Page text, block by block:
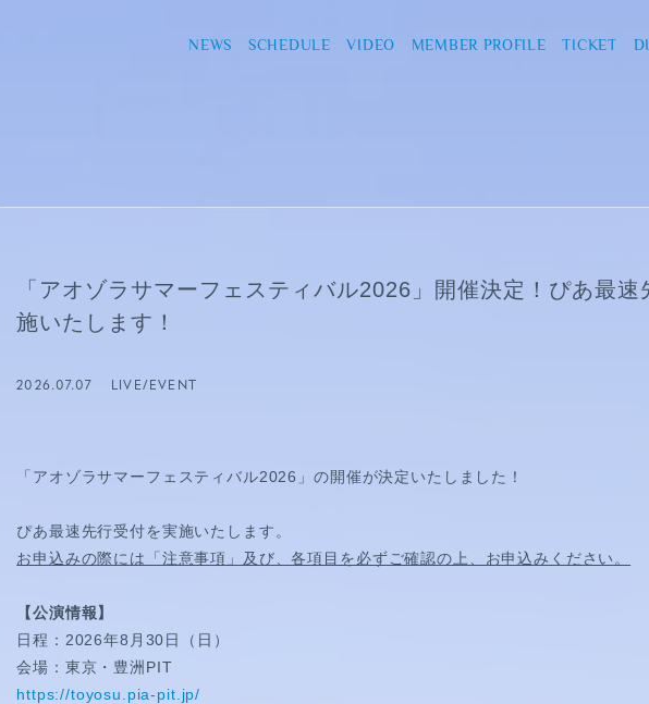
NEWS SCHEDULE VIDEO MEMBER PROFILE TICKET
RADIO
「アオゾラサマーフェスティバル2026」開催決定！ぴあ最速
施いたします！
2026.07.07 LIVE/EVENT
「アオゾラサマーフェスティバル2026」の開催が決定いたしました！
ぴあ最速先行受付を実施いたします。
お申込みの際には「注意事項」及び、各項目を必ずご確認の上、お申込みください。
【公演情報】
日程：2026年8月30日（日）
会場：東京・豊洲PIT
https://toyosu.pia-pit.jp/